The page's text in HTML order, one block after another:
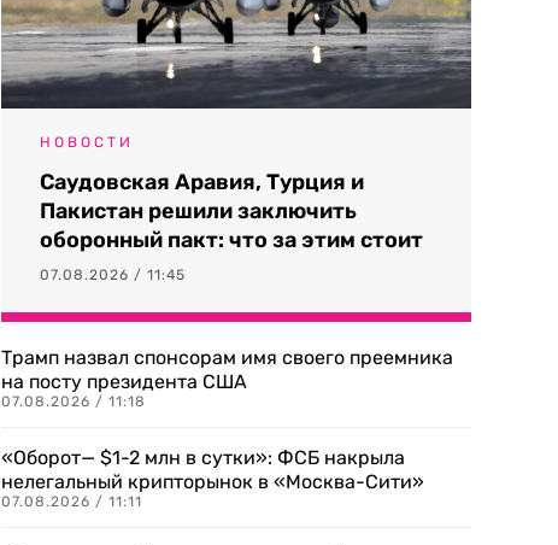
НОВОСТИ
Саудовская Аравия, Турция и
Пакистан решили заключить
оборонный пакт: что за этим стоит
07.08.2026 / 11:45
Трамп назвал спонсорам имя своего преемника
на посту президента США
07.08.2026 / 11:18
«Оборот— $1-2 млн в сутки»: ФСБ накрыла
нелегальный крипторынок в «Москва-Сити»
07.08.2026 / 11:11